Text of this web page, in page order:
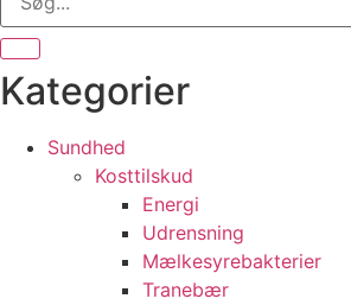
Kategorier
Sundhed
Kosttilskud
Energi
Udrensning
Mælkesyrebakterier
Tranebær